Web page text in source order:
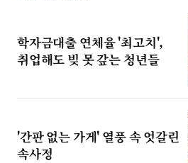
학자금대출 연체율 '최고치',
취업해도 빚 못 갚는 청년들
'간판 없는 가게' 열풍 속 엇갈린
속사정